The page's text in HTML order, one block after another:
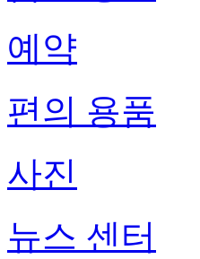
예약
편의 용품
사진
뉴스 센터